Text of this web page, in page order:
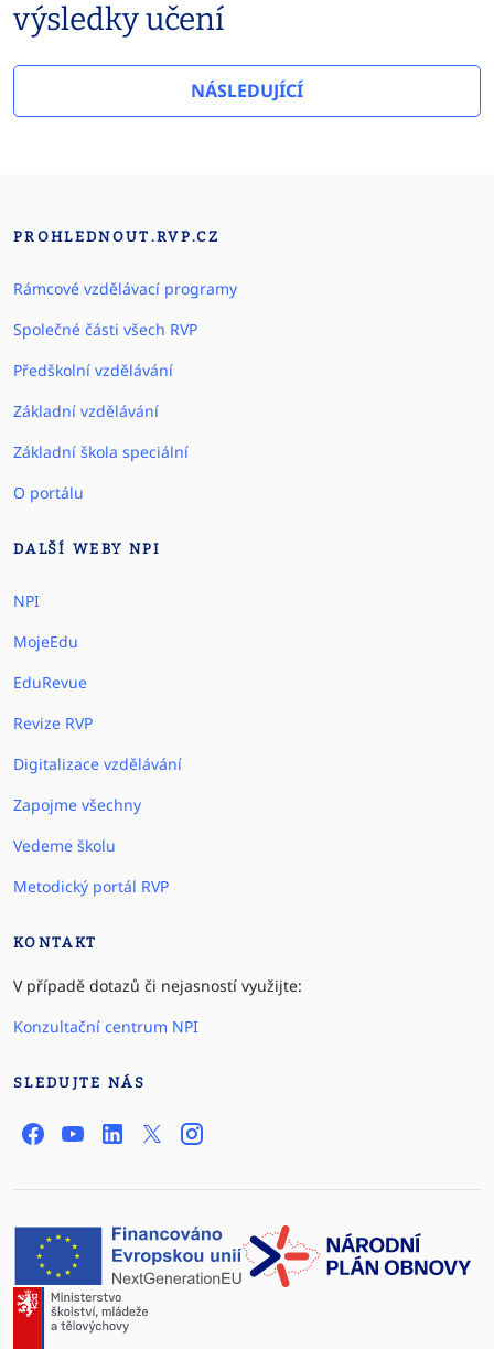
výsledky učení
NÁSLEDUJÍCÍ
PROHLEDNOUT.RVP.CZ
Rámcové vzdělávací programy
Společné části všech RVP
Předškolní vzdělávání
Základní vzdělávání
Základní škola speciální
O portálu
DALŠÍ WEBY NPI
NPI
MojeEdu
EduRevue
Revize RVP
Digitalizace vzdělávání
Zapojme všechny
Vedeme školu
Metodický portál RVP
KONTAKT
V případě dotazů či nejasností využijte:
Konzultační centrum NPI
SLEDUJTE NÁS